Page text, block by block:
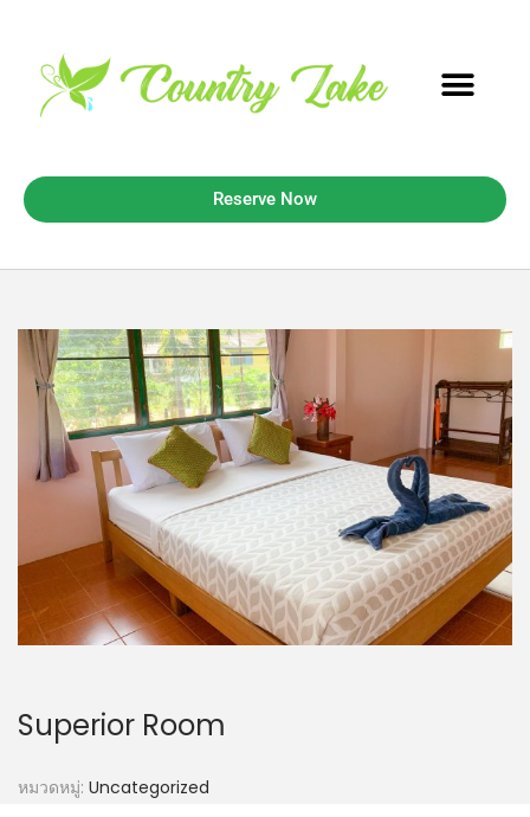
Reserve Now
Superior Room
หมวดหมู่: Uncategorized